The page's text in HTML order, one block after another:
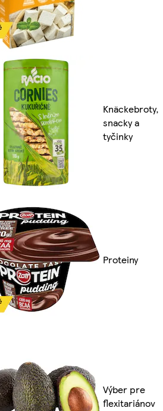
Knäckebroty,
snacky a
tyčinky
Proteiny
Výber pre
flexitariánov